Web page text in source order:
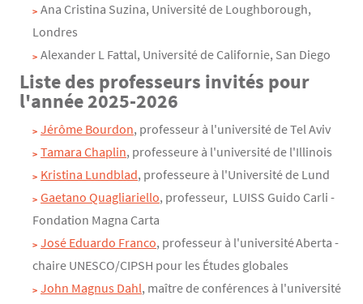
Ana Cristina Suzina, Université de Loughborough,
Londres
Alexander L Fattal, Université de Californie, San Diego
Liste des professeurs invités pour
l'année 2025-2026
Jérôme Bourdon, professeur à l'université de Tel Aviv
Tamara Chaplin, professeure à l'université de l'Illinois
Kristina Lundblad, professeure à l'Université de Lund
Gaetano Quagliariello, professeur, LUISS Guido Carli -
Fondation Magna Carta
José Eduardo Franco, professeur à l'université Aberta -
chaire UNESCO/CIPSH pour les Études globales
John Magnus Dahl, maître de conférences à l'université